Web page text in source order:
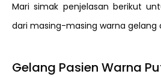
Mari simak penjelasan berikut
dari masing-masing warna gelang
Gelang Pasien Warna